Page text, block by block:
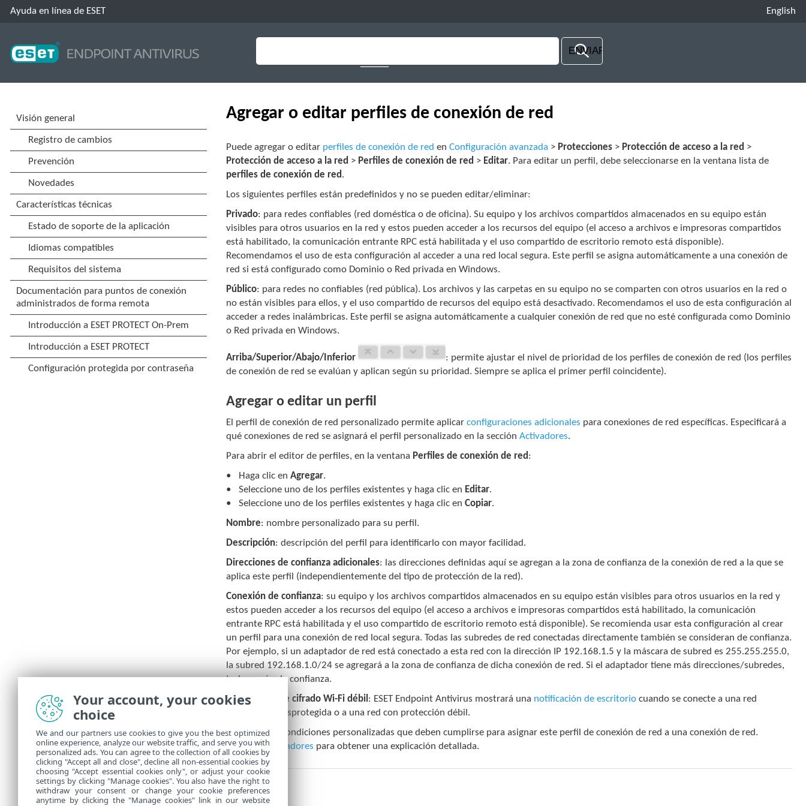
Ayuda en línea de ESET English
Agregar o editar perfiles de conexión de red
Puede agregar o editar perfiles de conexión de red enConfiguración avanzada > Protecciones > Protección de acceso a la red >
Protección de acceso a la red > Perfiles de conexión de red > Editar. Para editar un perfil, debe seleccionarse en la ventana lista de
perfiles de conexión de red.
Los siguientes perfiles están predefinidos y no se pueden editar/eliminar:
Privado: para redes confiables (red doméstica o de oficina). Su equipo y los archivos compartidos almacenados en su equipo están
visibles para otros usuarios en la red y estos pueden acceder a los recursos del equipo (el acceso a archivos e impresoras compartidos
está habilitado, la comunicación entrante RPC está habilitada y el uso compartido de escritorio remoto está disponible).
Recomendamos el uso de esta configuración al acceder a una red local segura. Este perfil se asigna automáticamente a una conexión de
red si está configurado como Dominio o Red privada en Windows.
Público: para redes no confiables (red pública). Los archivos y las carpetas en su equipo no se comparten con otros usuarios en la red o
no están visibles para ellos, y el uso compartido de recursos del equipo está desactivado. Recomendamos el uso de esta configuración al
acceder a redes inalámbricas. Este perfil se asigna automáticamente a cualquier conexión de red que no esté configurada como Dominio
o Red privada en Windows.
Arriba/Superior/Abajo/Inferior
: permite ajustar el nivel de prioridad de los perfiles de conexión de red (los perfiles
de conexión de red se evalúan y aplican según su prioridad. Siempre se aplica el primer perfil coincidente).
Agregar o editar un perfil
El perfil de conexión de red personalizado permite aplicarconfiguraciones adicionales para conexiones de red específicas. Especificará a
qué conexiones de red se asignará el perfil personalizado en la secciónActivadores.
Para abrir el editor de perfiles, en la ventana Perfiles de conexión de red:
Haga clic en Agregar.
Seleccione uno de los perfiles existentes y haga clic en Editar.
Seleccione uno de los perfiles existentes y haga clic en Copiar.
Nombre: nombre personalizado para su perfil.
Descripción: descripción del perfil para identificarlo con mayor facilidad.
Direcciones de confianza adicionales: las direcciones definidas aquí se agregan a la zona de confianza de la conexión de red a la que se
aplica este perfil (independientemente del tipo de protección de la red).
Conexión de confianza: su equipo y los archivos compartidos almacenados en su equipo están visibles para otros usuarios en la red y
estos pueden acceder a los recursos del equipo (el acceso a archivos e impresoras compartidos está habilitado, la comunicación
entrante RPC está habilitada y el uso compartido de escritorio remoto está disponible). Se recomienda usar esta configuración al crear
un perfil para una conexión de red local segura. Todas las subredes de red conectadas directamente también se consideran de confianza.
Por ejemplo, si un adaptador de red está conectado a esta red con la dirección IP 192.168.1.5 y la máscara de subred es 255.255.255.0,
la subred 192.168.1.0/24 se agregará a la zona de confianza de dicha conexión de red. Si el adaptador tiene más direcciones/subredes,
todas serán de confianza.
Informar sobre cifrado Wi-Fi débil : ESET Endpoint Antivirus mostrará una notificación de escritorio cuando se conecte a una red
inalámbrica desprotegida o a una red con protección débil.
Activadores
: condiciones personalizadas que deben cumplirse para asignar este perfil de conexión de red a una conexión de red.
ConsulteActivadores para obtener una explicación detallada.
Your account, your cookies
choice
We and our partners use cookies to give you the best optimized
online experience, analyze our website traffic, and serve you with
personalized ads. You can agree to the collection of all cookies by
clicking "Accept all and close", decline all non-essential cookies by
choosing "Accept essential cookies only", or adjust your cookie
settings by clicking "Manage cookies". You also have the right to
withdraw your consent or change your cookie preferences
anytime by clicking the "Manage cookies" link in our website